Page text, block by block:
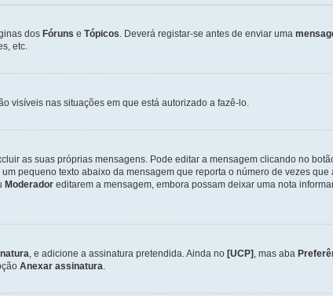
dos Fóruns e Tópicos. Deverá registar-se antes de enviar uma
etc.
visíveis nas situações em que está autorizado a fazê-lo.
as suas próprias mensagens. Pode editar a mensagem clicando no
pequeno texto abaixo da mensagem que reporta o número de vezes
Moderador editarem a mensagem, embora possam deixar uma nota
, e adicione a assinatura pretendida. Ainda no [UCP] , mas aba
Anexar assinatura.